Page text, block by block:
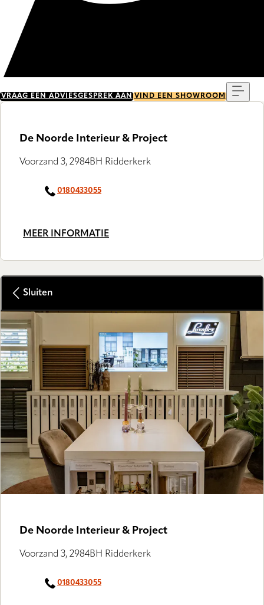
VRAAG EEN ADVIESGESPREK AAN VIND EEN SHOWROOM
De Noorde Interieur & Project
Voorzand 3, 2984BH Ridderkerk
0180433055
MEER INFORMATIE
Sluiten
De Noorde Interieur & Project
Voorzand 3, 2984BH Ridderkerk
0180433055